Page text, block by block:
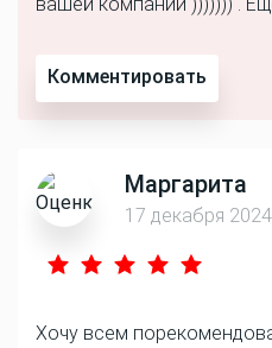
Комментировать
Маргарита
17 декабря 2024
Хочу всем